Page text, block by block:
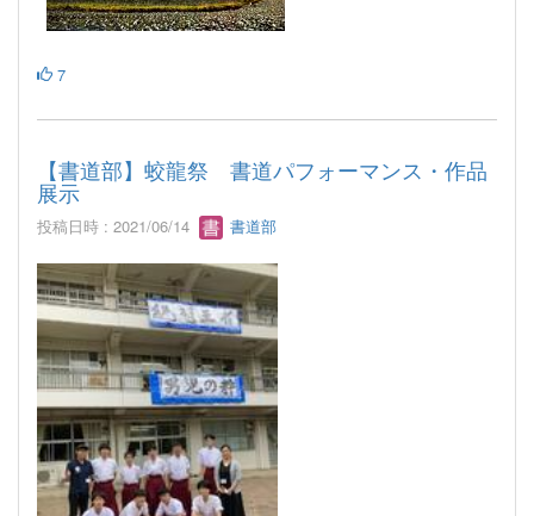
7
【書道部】蛟龍祭 書道パフォーマンス・作品
展示
投稿日時 : 2021/06/14 書道部